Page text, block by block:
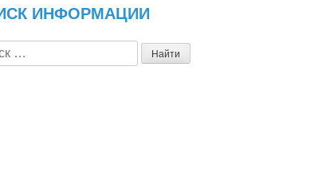
ИНФОРМАЦИИ
for: